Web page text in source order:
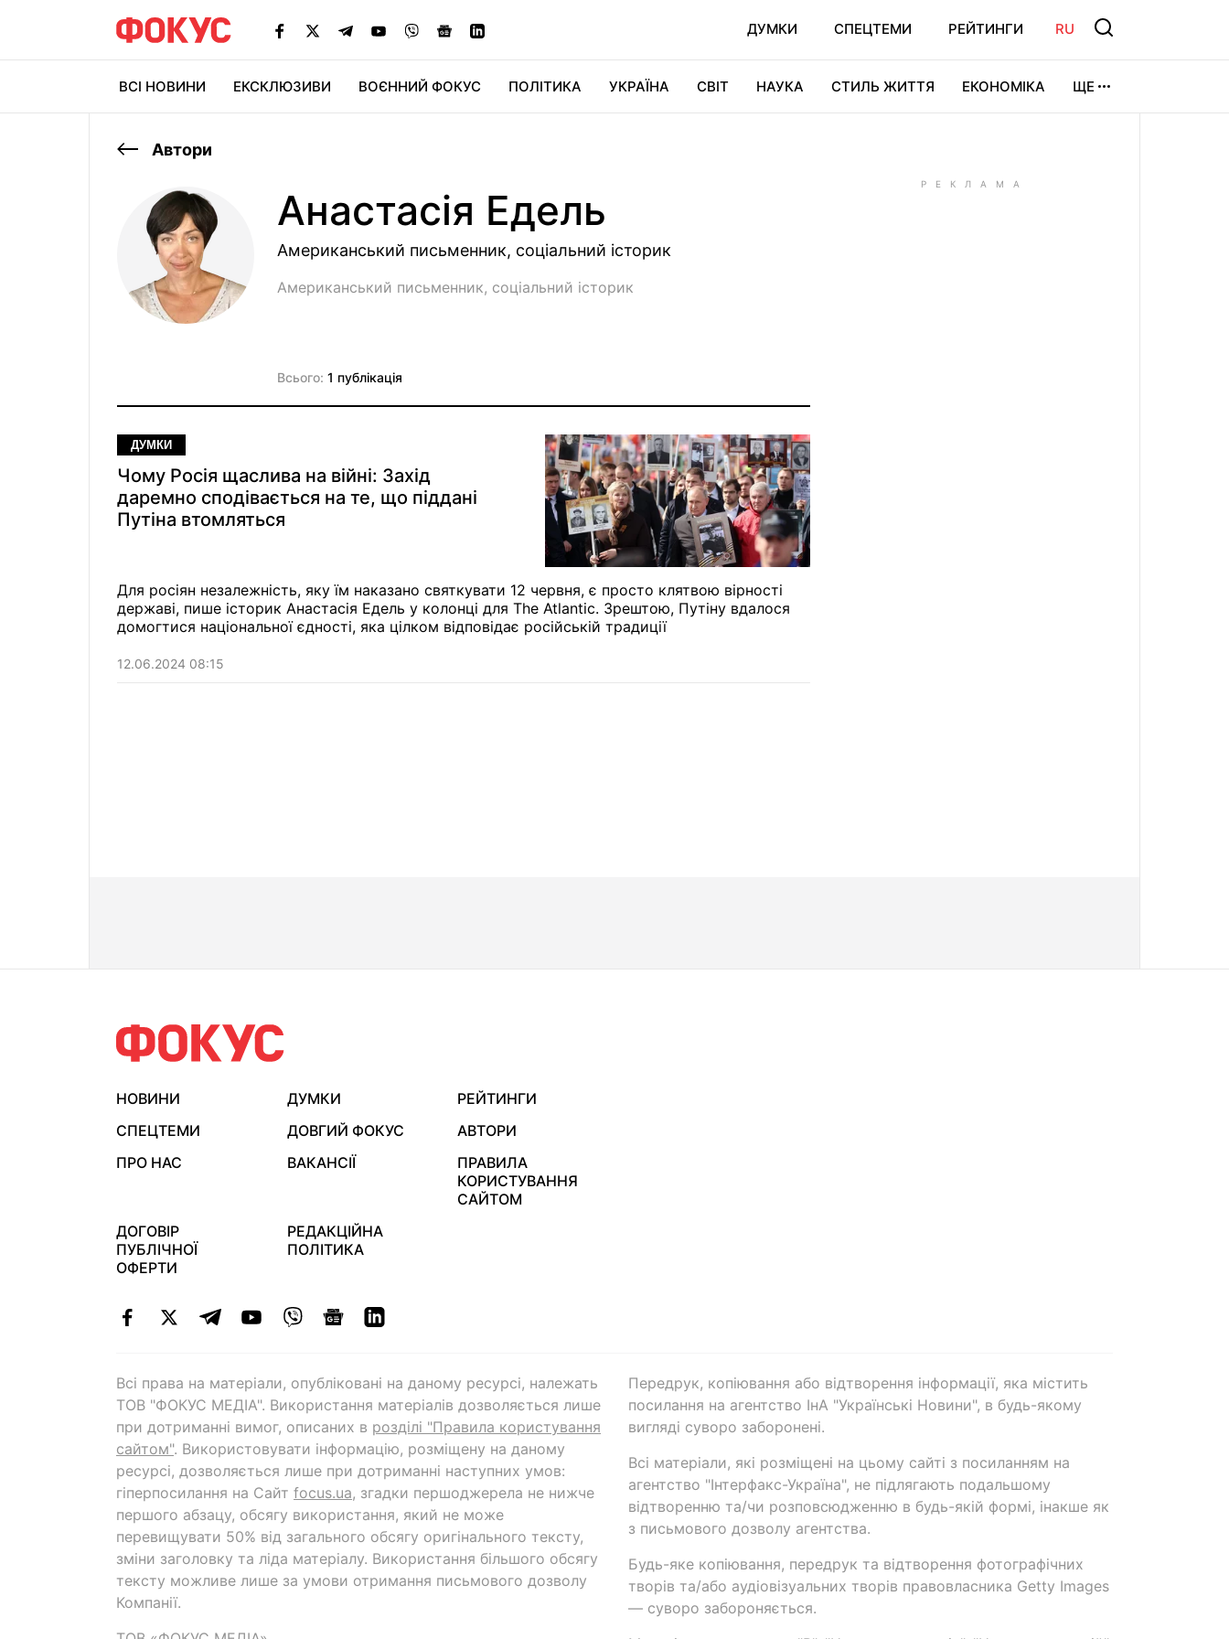
ДУМКИ СПЕЦТЕМИ РЕЙТИНГИ RU
ВСІ НОВИНИ ЕКСКЛЮЗИВИ ВОЄННИЙ ФОКУС ПОЛІТИКА УКРАЇНА СВІТ НАУКА СТИЛЬ ЖИТТЯ ЕКОНОМІКА ЩЕ
Автори
Анастасiя Едель
Американський письменник, соціальний історик
Американський письменник, соціальний історик
Всього: 1 публікація
ДУМКИ
Чому Росія щаслива на війні: Захід
даремно сподівається на те, що піддані
Путіна втомляться
Для росіян незалежність, яку їм наказано святкувати 12 червня, є просто клятвою вірності
державі, пише історик Анастасія Едель у колонці для The Atlantic. Зрештою, Путіну вдалося
домогтися національної єдності, яка цілком відповідає російській традиції
12.06.2024 08:15
НОВИНИ ДУМКИ
РЕЙТИНГИ
СПЕЦТЕМИ
ДОВГИЙ ФОКУС
АВТОРИ
ПРО НАС
ВАКАНСІЇ
ПРАВИЛА
КОРИСТУВАННЯ
САЙТОМ
ДОГОВІР
ПУБЛІЧНОЇ
ОФЕРТИ
РЕДАКЦІЙНА
ПОЛІТИКА
Всі права на матеріали, опубліковані на даному ресурсі, належать
ТОВ "ФОКУС МЕДІА". Використання матеріалів дозволяється лише
при дотриманні вимог, описаних в розділі "Правила користування
сайтом". Використовувати інформацію, розміщену на даному
ресурсі, дозволяється лише при дотриманні наступних умов:
гіперпосилання на Cайт focus.ua, згадки першоджерела не нижче
першого абзацу, обсягу використання, який не може
перевищувати 50% від загального обсягу оригінального тексту,
зміни заголовку та ліда матеріалу. Використання більшого обсягу
тексту можливе лише за умови отримання письмового дозволу
Компанії.
Передрук, копіювання або відтворення інформації, яка містить
посилання на агентство ІнА "Українські Новини", в будь-якому
вигляді суворо заборонені.
Всі матеріали, які розміщені на цьому сайті з посиланням на
агентство "Інтерфакс-Україна", не підлягають подальшому
відтворенню та/чи розповсюдженню в будь-якій формі, інакше як
з письмового дозволу агентства.
Будь-яке копіювання, передрук та відтворення фотографічних
творів та/або аудіовізуальних творів правовласника Getty Images
— суворо забороняється.